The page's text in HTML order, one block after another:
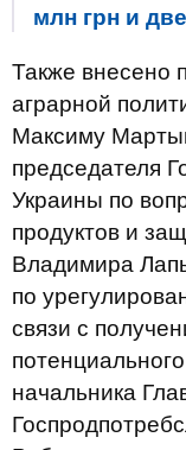
млн грн и
Также внесено
аграрной
Максиму
председателя
Украины по
продуктов и
Владимира
по
связи с
начальника